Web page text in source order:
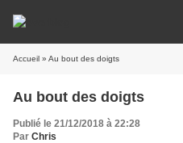
Accueil » Au bout des doigts
Au bout des doigts
Publié le 21/12/2018 à 22:28
Par Chris